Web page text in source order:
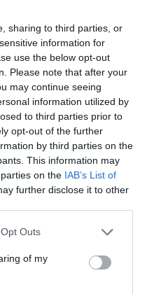
sharing to third parties, or
information for
use the below opt-out
Please note that after your
may continue seeing
information utilized by
to third parties prior to
opt-out of the further
by third parties on the
This information may
on the IAB’s List of
further disclose it to other
uses one or more Google
You may click to
and its third-party tags to
purposes in below Google
Outs
of my
That Are Known to